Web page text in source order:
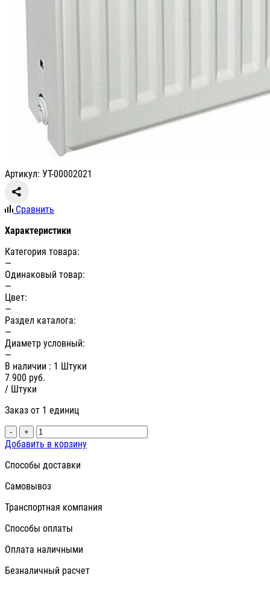
Артикул: УТ-00002021
Сравнить
Характеристики
Категория товара:
—
Одинаковый товар:
—
Цвет:
—
Раздел каталога:
—
Диаметр условный:
—
В наличии : 1 Штуки
7 900 руб.
/ Штуки
Заказ от 1 единиц
- +
Добавить в корзину
Способы доставки
Самовывоз
Транспортная компания
Способы оплаты
Оплата наличными
Безналичный расчет